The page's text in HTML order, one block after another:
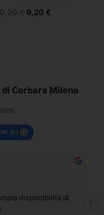
€ 9,20 €
Corbara Milena
su
disponibilità di